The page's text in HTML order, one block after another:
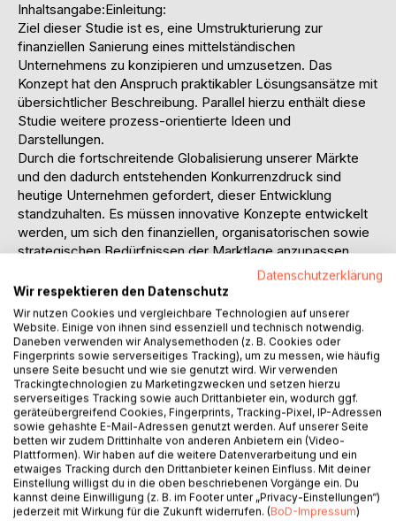
Inhaltsangabe:Einleitung:
Ziel dieser Studie ist es, eine Umstrukturierung zur
finanziellen Sanierung eines mittelständischen
Unternehmens zu konzipieren und umzusetzen. Das
Konzept hat den Anspruch praktikabler Lösungsansätze mit
übersichtlicher Beschreibung. Parallel hierzu enthält diese
Studie weitere prozess-orientierte Ideen und
Darstellungen.
Durch die fortschreitende Globalisierung unserer Märkte
und den dadurch entstehenden Konkurrenzdruck sind
heutige Unternehmen gefordert, dieser Entwicklung
standzuhalten. Es müssen innovative Konzepte entwickelt
werden, um sich den finanziellen, organisatorischen sowie
strategischen Bedürfnissen der Marktlage anzupassen.
Nichts mehr ist sicher - selbst gewachsene, stabil
erscheinende Unternehmen werden in den Strudel der
Insolvenzwelle gezogen, wenn es ihnen nicht gelingt,
wirksam gegenzusteuern. Durch die Insolvenz der kleinen
und mittelständischen Unternehmen (KMU) entsteht der
deutschen Volkswirtschaft jährlich ein großer Schaden.
Der für die Volkswirtschaft entstandene Schaden in der
Bundesrepublik Deutschland durch Insolvenzen bei KMU
liegt oft an mangelnder betriebswirtschaftlicher Führung.
Eine Marktstudie der Technisch-wirtschaftlichen
Beratungsgesellschaft Herzogenrath/Aachen zeigte, dass
die meisten KMU Controlling zwar für notwendig bis
unverzichtbar halten, aber selbst nicht über ein solches
System verfügen. Die Diskussion in Wirtschaftskreisen um
Datenschutzerklärung
Wir respektieren den Datenschutz
Wir nutzen Cookies und vergleichbare Technologien auf unserer
Website. Einige von ihnen sind essenziell und technisch notwendig.
Daneben verwenden wir Analysemethoden (z. B. Cookies oder
Fingerprints sowie serverseitiges Tracking), um zu messen, wie häufig
unsere Seite besucht und wie sie genutzt wird. Wir verwenden
Trackingtechnologien zu Marketingzwecken und setzen hierzu
serverseitiges Tracking sowie auch Drittanbieter ein, wodurch ggf.
geräteübergreifend Cookies, Fingerprints, Tracking-Pixel, IP-Adressen
sowie gehashte E-Mail-Adressen genutzt werden. Auf unserer Seite
betten wir zudem Drittinhalte von anderen Anbietern ein (Video-
Plattformen). Wir haben auf die weitere Datenverarbeitung und ein
etwaiges Tracking durch den Drittanbieter keinen Einfluss. Mit deiner
Einstellung willigst du in die oben beschriebenen Vorgänge ein. Du
kannst deine Einwilligung (z. B. im Footer unter „Privacy-Einstellungen“)
jederzeit mit Wirkung für die Zukunft widerrufen. (BoD-Impressum)